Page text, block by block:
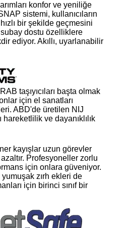
konfor ve yeniliğe
sistemi, kullanıcıların
bir şekilde geçmesini
subay dostu özelliklere
ediyor. Akıllı, uyarlanabilir
taşıyıcıları başta olmak
için el sanatları
ABD'de üretilen NIJ
hareketlilik ve dayanıklılık
kayışlar uzun görevler
Profesyoneller zorlu
için onlara güveniyor.
zırh ekleri de
için birinci sınıf bir